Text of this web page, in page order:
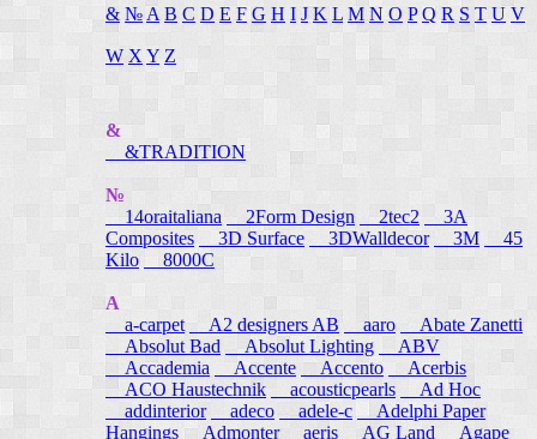
& № A B C D E F G H I J K L M N O P Q R S T U V
W X Y Z
&
&TRADITION
№
14oraitaliana
2Form Design 2tec2
3A
Composites
3D Surface 3DWalldecor 3M
45
Kilo
8000C
A
a-carpet
A2 designers AB aaro
Abate Zanetti
Absolut Bad
Absolut Lighting
ABV
Accademia
Accente Accento
Acerbis
ACO Haustechnik
acousticpearls
Ad Hoc
addinterior
adeco adele-c
Adelphi Paper
Hangings Admonter aeris AG Land Agape